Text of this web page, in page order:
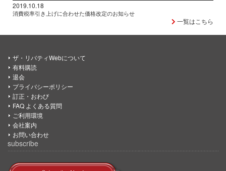
2019.10.18
消費税率引き上げに合わせた価格改定のお知らせ
一覧はこちら
ザ・リバティWebについて
有料購読
退会
プライバシーポリシー
訂正・おわび
FAQ よくある質問
ご利用環境
会社案内
お問い合わせ
subscribe